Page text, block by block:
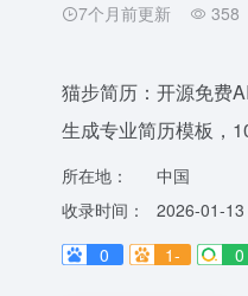
7个月前更新 358
猫步简历：开源免费
生成专业简历模板，
所在地：
中国
收录时间：
2026-01-13
0
1- 0